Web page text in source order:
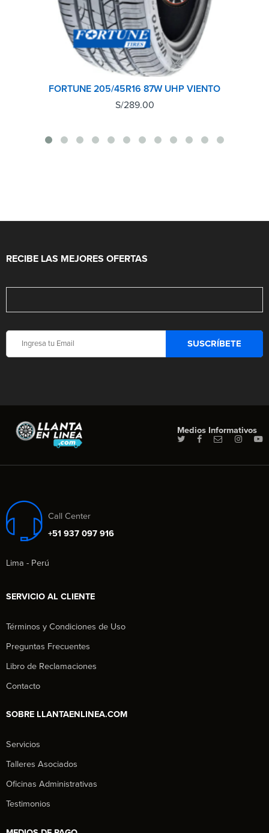
FORTUNE 205/45R16 87W UHP VIENTO
S/289.00
RECIBE LAS MEJORES OFERTAS
Medios Informativos
Call Center
+51 937 097 916
Lima - Perú
SERVICIO AL CLIENTE
Términos y Condiciones de Uso
Preguntas Frecuentes
Libro de Reclamaciones
Contacto
SOBRE LLANTAENLINEA.COM
Servicios
Talleres Asociados
Oficinas Administrativas
Testimonios